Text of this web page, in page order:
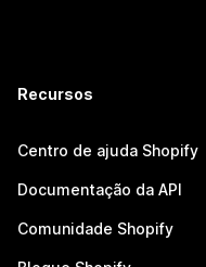
Recursos
Centro de ajuda Shopify
Documentação da API
Comunidade Shopify